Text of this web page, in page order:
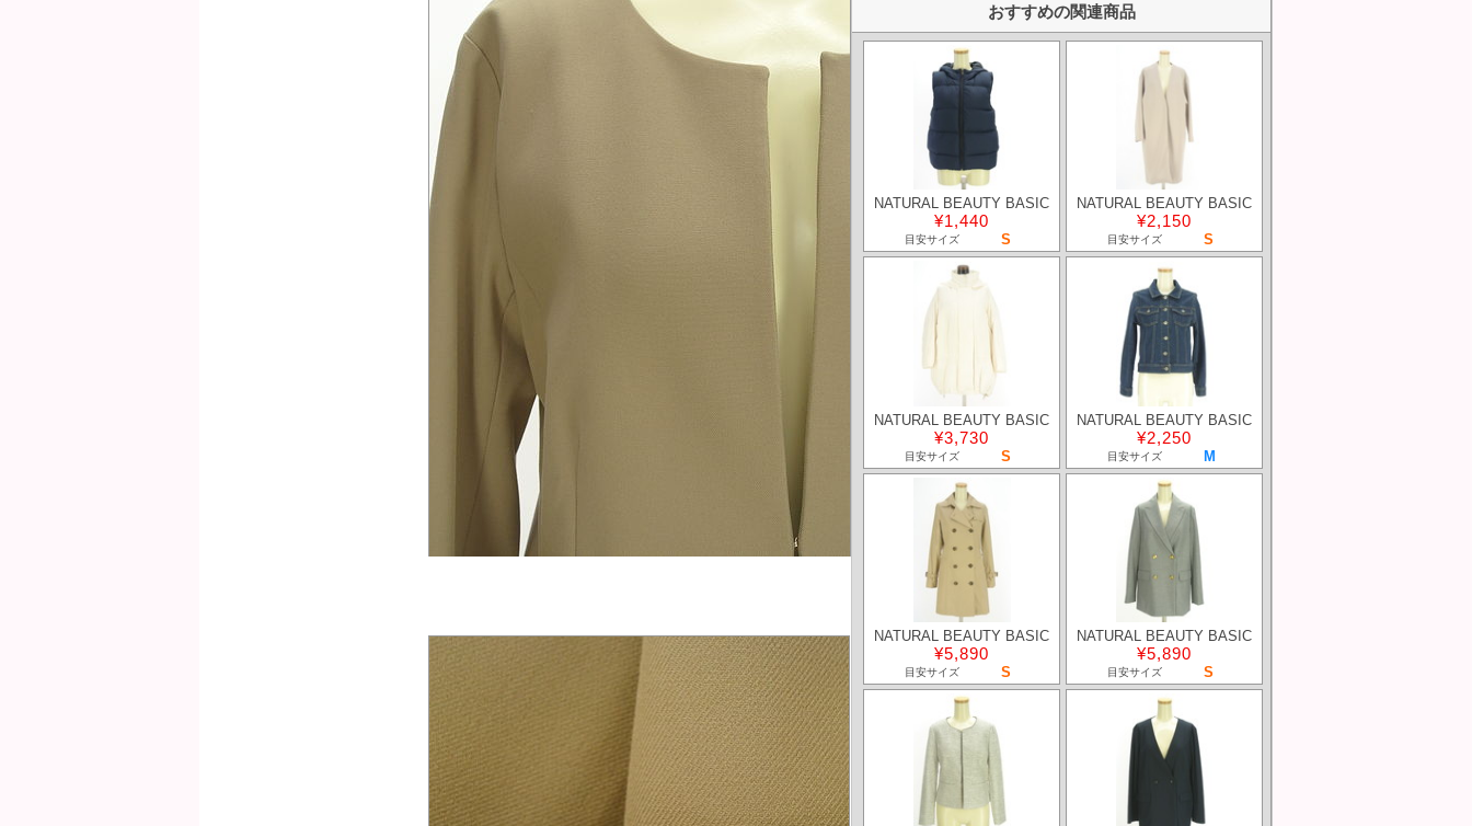
おすすめの関連商品
NATURAL BEAUTY BASIC
¥1,440
目安サイズ S
NATURAL BEAUTY BASIC
¥2,150
目安サイズ S
NATURAL BEAUTY BASIC
¥3,730
目安サイズ S
NATURAL BEAUTY BASIC
¥2,250
目安サイズ M
NATURAL BEAUTY BASIC
¥5,890
目安サイズ S
NATURAL BEAUTY BASIC
¥5,890
目安サイズ S